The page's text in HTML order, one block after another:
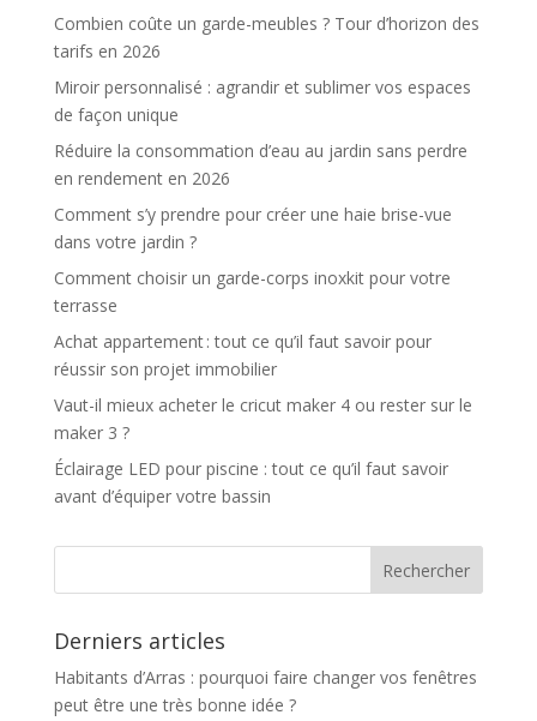
Combien coûte un garde-meubles ? Tour d’horizon des
tarifs en 2026
Miroir personnalisé : agrandir et sublimer vos espaces
de façon unique
Réduire la consommation d’eau au jardin sans perdre
en rendement en 2026
Comment s’y prendre pour créer une haie brise-vue
dans votre jardin ?
Comment choisir un garde-corps inoxkit pour votre
terrasse
Achat appartement : tout ce qu’il faut savoir pour
réussir son projet immobilier
Vaut-il mieux acheter le cricut maker 4 ou rester sur le
maker 3 ?
Éclairage LED pour piscine : tout ce qu’il faut savoir
avant d’équiper votre bassin
Derniers articles
Habitants d’Arras : pourquoi faire changer vos fenêtres
peut être une très bonne idée ?